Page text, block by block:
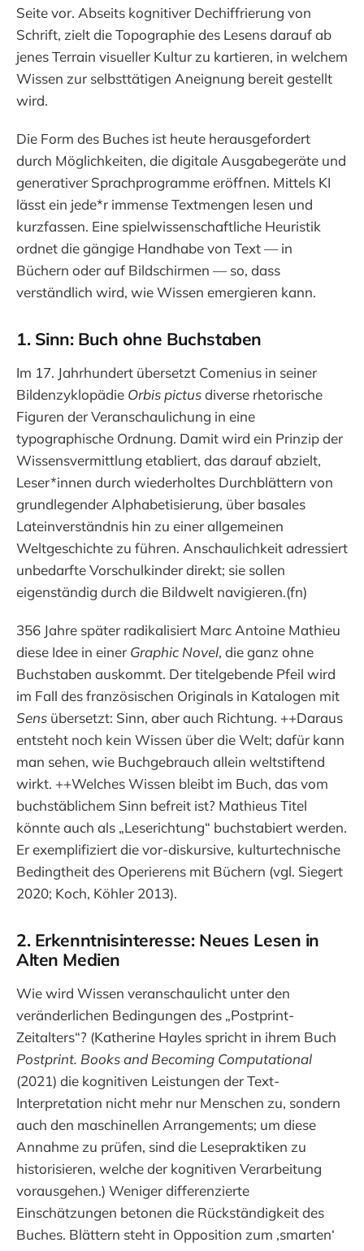
Seite vor. Abseits kognitiver Dechiffrierung von
Schrift, zielt die Topographie des Lesens darauf ab
jenes Terrain visueller Kultur zu kartieren, in welchem
Wissen zur selbsttätigen Aneignung bereit gestellt
wird.
Die Form des Buches ist heute herausgefordert
durch Möglichkeiten, die digitale Ausgabegeräte und
generativer Sprachprogramme eröffnen. Mittels KI
lässt ein jede*r immense Textmengen lesen und
kurzfassen. Eine spielwissenschaftliche Heuristik
ordnet die gängige Handhabe von Text — in
Büchern oder auf Bildschirmen — so, dass
verständlich wird, wie Wissen emergieren kann.
1. Sinn: Buch ohne Buchstaben
Im 17. Jahrhundert übersetzt Comenius in seiner
Bildenzyklopädie Orbis pictusdiverse rhetorische
Figuren der Veranschaulichung in eine
typographische Ordnung. Damit wird ein Prinzip der
Wissensvermittlung etabliert, das darauf abzielt,
Leser*innen durch wiederholtes Durchblättern von
grundlegender Alphabetisierung, über basales
Lateinverständnis hin zu einer allgemeinen
Weltgeschichte zu führen. Anschaulichkeit adressiert
unbedarfte Vorschulkinder direkt; sie sollen
eigenständig durch die Bildwelt navigieren.(fn)
356 Jahre später radikalisiert Marc Antoine Mathieu
diese Idee in einer Graphic Novel, die ganz ohne
Buchstaben auskommt. Der titelgebende Pfeil wird
im Fall des französischen Originals in Katalogen mit
Sens übersetzt: Sinn, aber auch Richtung. ++Daraus
entsteht noch kein Wissen über die Welt; dafür kann
man sehen, wie Buchgebrauch allein weltstiftend
wirkt. ++Welches Wissen bleibt im Buch, das vom
buchstäblichem Sinn befreit ist? Mathieus Titel
könnte auch als „Leserichtung“ buchstabiert werden.
Er exemplifiziert die vor-diskursive, kulturtechnische
Bedingtheit des Operierens mit Büchern (vgl. Siegert
2020; Koch, Köhler 2013).
2. Erkenntnisinteresse: Neues Lesen in
Alten Medien
Wie wird Wissen veranschaulicht unter den
veränderlichen Bedingungen des „Postprint-
Zeitalters“? (Katherine Hayles spricht in ihrem Buch
Postprint. Books and Becoming Computational
(2021) die kognitiven Leistungen der Text-
Interpretation nicht mehr nur Menschen zu, sondern
auch den maschinellen Arrangements; um diese
Annahme zu prüfen, sind die Lesepraktiken zu
historisieren, welche der kognitiven Verarbeitung
vorausgehen.) Weniger differenzierte
Einschätzungen betonen die Rückständigkeit des
Buches. Blättern steht in Opposition zum ‚smarten‘